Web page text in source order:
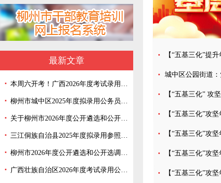
最新文章
本周六开考！广西2026年度考试录用公务员公共科目笔试来啦！柳州市考区的考生要注意这些
柳州市城中区2025年度拟录用公务员（参照公务员法管理单位工作人员）公示 （第二批）
关于柳州市2026年度公开遴选和公开选调公务员报名阶段取消职位计划的通告
三江侗族自治县2025年度拟录用参照公务员法管理单位工作人员公示（第三批）
柳州市2026年度公开遴选和公开选调公务员公告
广西壮族自治区2026年度考试录用公务员公告